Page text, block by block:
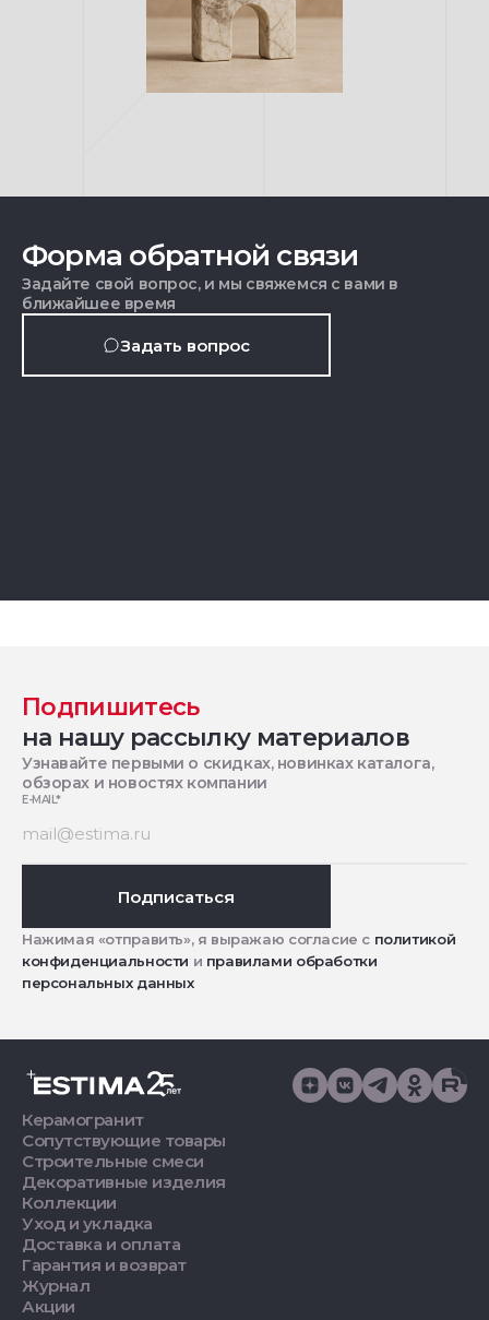
Форма обратной связи
Задайте свой вопрос, и мы свяжемся с вами в
ближайшее время
Задать вопрос
Подпишитесь
на нашу рассылку материалов
Узнавайте первыми о скидках, новинках каталога,
обзорах и новостях компании
E-MAIL*
Подписаться
Нажимая «отправить», я выражаю согласие с политикой
конфиденциальности и правилами обработки
персональных данных
Керамогранит
Сопутствующие товары
Строительные смеси
Декоративные изделия
Коллекции
Уход и укладка
Доставка и оплата
Гарантия и возврат
Журнал
Акции